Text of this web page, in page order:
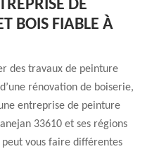
DE
BOIS FIABLE À
des travaux de peinture
rénovation de boiserie,
entreprise de peinture
33610 et ses régions
vous faire différentes